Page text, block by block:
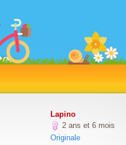
Lapino
2 ans et 6 mois
Originale